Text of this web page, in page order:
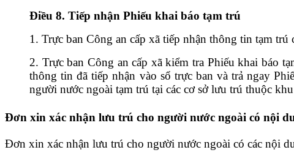
Điều 8. Tiếp nhận Phiếu khai báo tạm trú
1. Trực ban Công an cấp xã tiếp nhận thông tin tạm
2. Trực ban Công an cấp xã kiểm tra Phiếu khai báo
thông tin đã tiếp nhận vào sổ trực ban và trả ngay
người nước ngoài tạm trú tại các cơ sở lưu trú thuộc
Đơn xin xác nhận lưu trú cho người nước ngoài có nội
Đơn xin xác nhận lưu trú cho người nước ngoài có các nội